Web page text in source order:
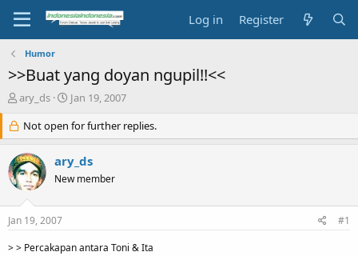
Log in Register
Humor
>>Buat yang doyan ngupil!!<<
T
r
e
a
d
s
r
ary_ds
S
a
r
d
a
Jan 19, 2007
Not open for further replies.
ary_ds
New member
Jan 19, 2007
#1
> > Percakapan antara Toni & Ita